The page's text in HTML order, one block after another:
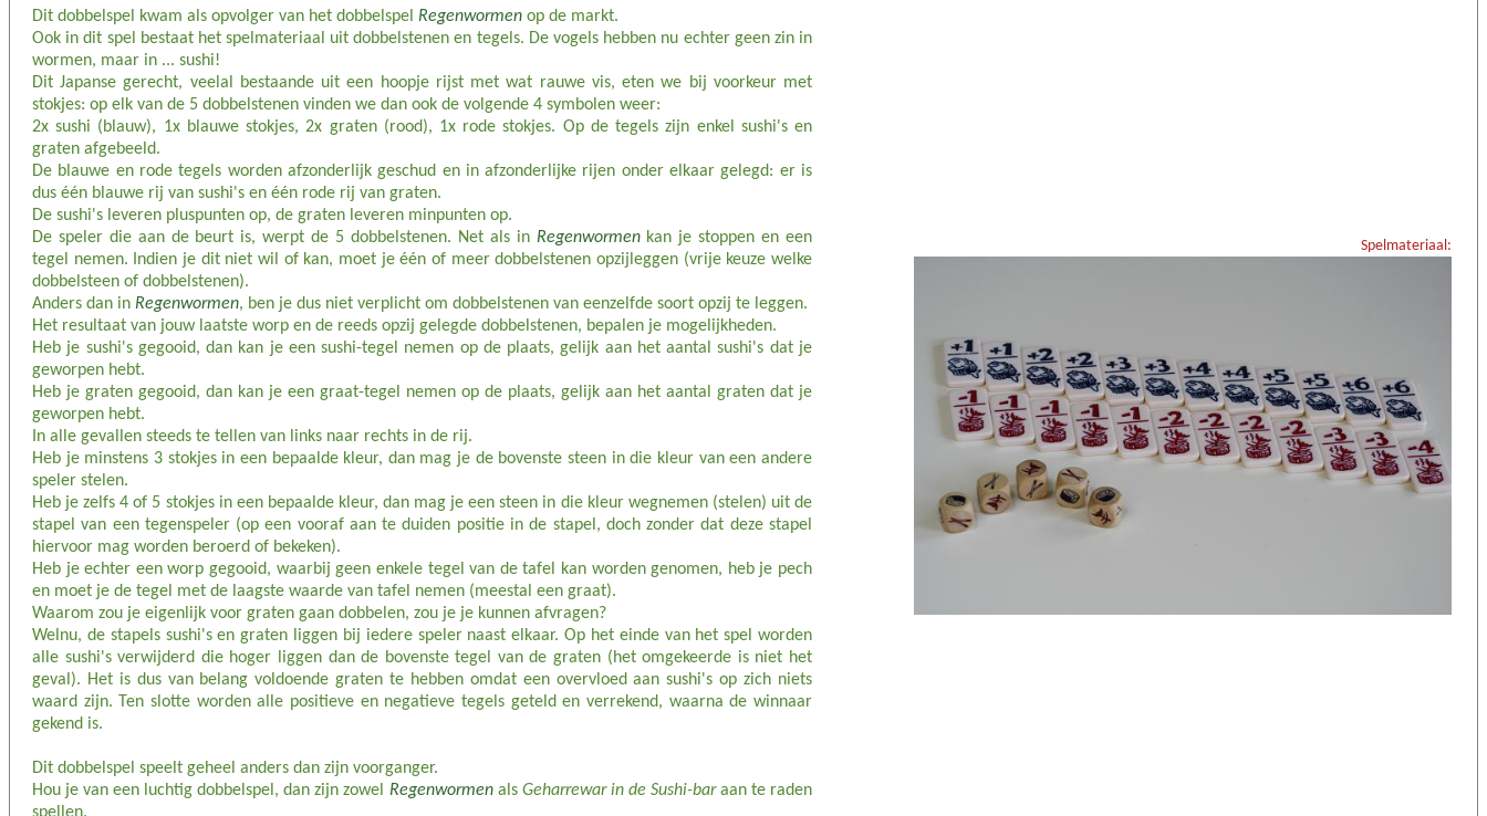
Dit dobbelspel kwam als opvolger van het dobbelspel Regenwormen op de markt.
Ook in dit spel bestaat het spelmateriaal uit dobbelstenen en tegels. De vogels hebben nu echter geen zin in
wormen, maar in ... sushi!
Dit Japanse gerecht, veelal bestaande uit een hoopje rijst met wat rauwe vis, eten we bij voorkeur met
stokjes: op elk van de 5 dobbelstenen vinden we dan ook de volgende 4 symbolen weer:
2x sushi (blauw), 1x blauwe stokjes, 2x graten (rood), 1x rode stokjes. Op de tegels zijn enkel sushi's en
graten afgebeeld.
De blauwe en rode tegels worden afzonderlijk geschud en in afzonderlijke rijen onder elkaar gelegd: er is
dus één blauwe rij van sushi's en één rode rij van graten.
De sushi's leveren pluspunten op, de graten leveren minpunten op.
De speler die aan de beurt is, werpt de 5 dobbelstenen. Net als in Regenwormenkan je stoppen en een
tegel nemen. Indien je dit niet wil of kan, moet je één of meer dobbelstenen opzijleggen (vrije keuze welke
dobbelsteen of dobbelstenen).
Anders dan in Regenwormen, ben je dus niet verplicht om dobbelstenen van eenzelfde soort opzij te leggen.
Het resultaat van jouw laatste worp en de reeds opzij gelegde dobbelstenen, bepalen je mogelijkheden.
Heb je sushi's gegooid, dan kan je een sushi-tegel nemen op de plaats, gelijk aan het aantal sushi's dat je
geworpen hebt.
Heb je graten gegooid, dan kan je een graat-tegel nemen op de plaats, gelijk aan het aantal graten dat je
geworpen hebt.
In alle gevallen steeds te tellen van links naar rechts in de rij.
Heb je minstens 3 stokjes in een bepaalde kleur, dan mag je de bovenste steen in die kleur van een andere
speler stelen.
Heb je zelfs 4 of 5 stokjes in een bepaalde kleur, dan mag je een steen in die kleur wegnemen (stelen) uit de
stapel van een tegenspeler (op een vooraf aan te duiden positie in de stapel, doch zonder dat deze stapel
hiervoor mag worden beroerd of bekeken).
Heb je echter een worp gegooid, waarbij geen enkele tegel van de tafel kan worden genomen, heb je pech
en moet je de tegel met de laagste waarde van tafel nemen (meestal een graat).
Waarom zou je eigenlijk voor graten gaan dobbelen, zou je je kunnen afvragen?
Welnu, de stapels sushi's en graten liggen bij iedere speler naast elkaar. Op het einde van het spel worden
alle sushi's verwijderd die hoger liggen dan de bovenste tegel van de graten (het omgekeerde is niet het
geval). Het is dus van belang voldoende graten te hebben omdat een overvloed aan sushi's op zich niets
waard zijn. Ten slotte worden alle positieve en negatieve tegels geteld en verrekend, waarna de winnaar
gekend is.
Dit dobbelspel speelt geheel anders dan zijn voorganger.
Hou je van een luchtig dobbelspel, dan zijn zowel Regenwormenals Geharrewar in de Sushi-baraan te raden
Spelmateriaal: